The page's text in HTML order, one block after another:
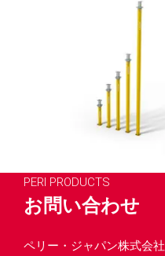
PERI PRODUCTS
お問い合わせ
ペリー・ジャパン株式会社